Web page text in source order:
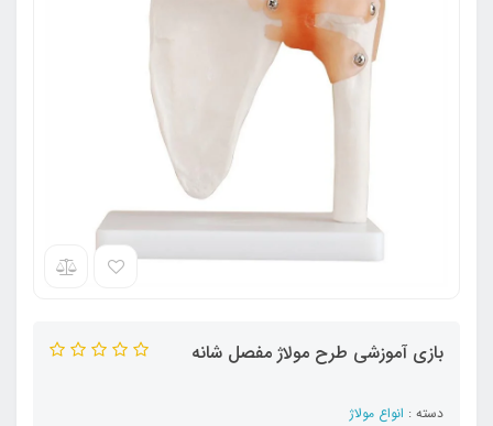
بازی آموزشی طرح مولاژ مفصل شانه
دسته : انواع مولاژ